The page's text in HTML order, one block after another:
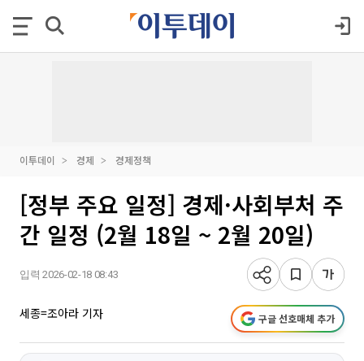
이투데이 경제 경제정책
[정부 주요 일정] 경제·사회부처 주
간 일정 (2월 18일 ~ 2월 20일)
입력 2026-02-18 08:43
세종=조아라 기자 구글 선호매체 추가